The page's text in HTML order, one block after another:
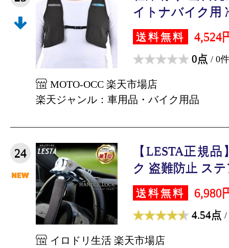
イトナバイク用
送料無料 4,524
0点 / 0件
MOTO-OCC 楽天市場店
楽天ジャンル：車用品・バイク用品
24
【LESTA正規
ク 盗難防止 ス
送料無料 6,980
4.54点 /
イロドリ生活 楽天市場店